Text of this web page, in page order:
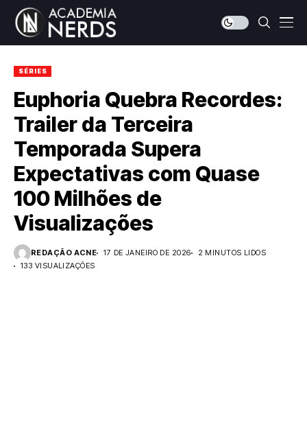
SÉRIES
Euphoria Quebra Recordes:
Trailer da Terceira
Temporada Supera
Expectativas com Quase
100 Milhões de
Visualizações
REDAÇÃO ACNE 17 DE JANEIRO DE 2026
2 MINUTOS LIDOS
133 VISUALIZAÇÕES